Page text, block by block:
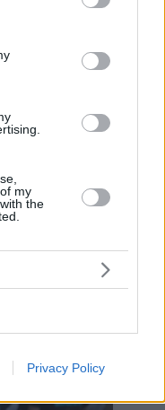
third-party tags to
in below Google
my
the
Privacy Policy
degli Eroi a